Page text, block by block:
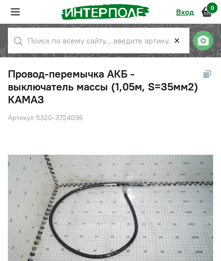
Вход 0
✕
Провод-перемычка АКБ -
выключатель массы (1,05м, S=35мм2)
КАМАЗ
Артикул 5320-3724096